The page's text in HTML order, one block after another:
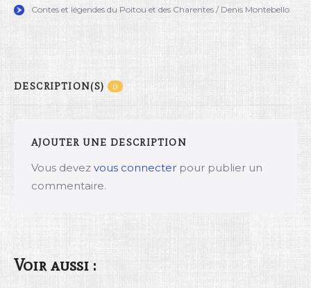
Contes et légendes du Poitou et des Charentes / Denis Montebello
DESCRIPTION(S) 0
AJOUTER UNE DESCRIPTION
Vous devez vous connecter pour publier un
commentaire.
Voir aussi :